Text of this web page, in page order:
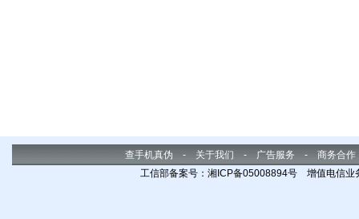
查手机真伪 - 关于我们 - 广告服务 - 商务合作
工信部备案号：湘ICP备05008894号 增值电信